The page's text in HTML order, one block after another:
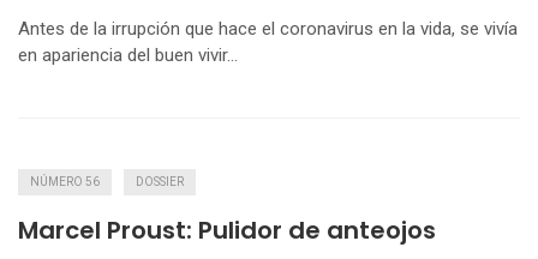
Antes de la irrupción que hace el coronavirus en la vida, se vivía
en apariencia del buen vivir…
NÚMERO 56 DOSSIER
Marcel Proust: Pulidor de anteojos